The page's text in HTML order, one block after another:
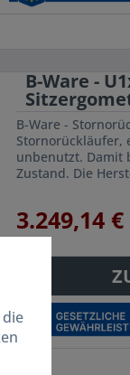
B-Ware -
B-Ware -
Stornorückläufer,
unbenutzt. Damit
Zustand. Die
3.249,14